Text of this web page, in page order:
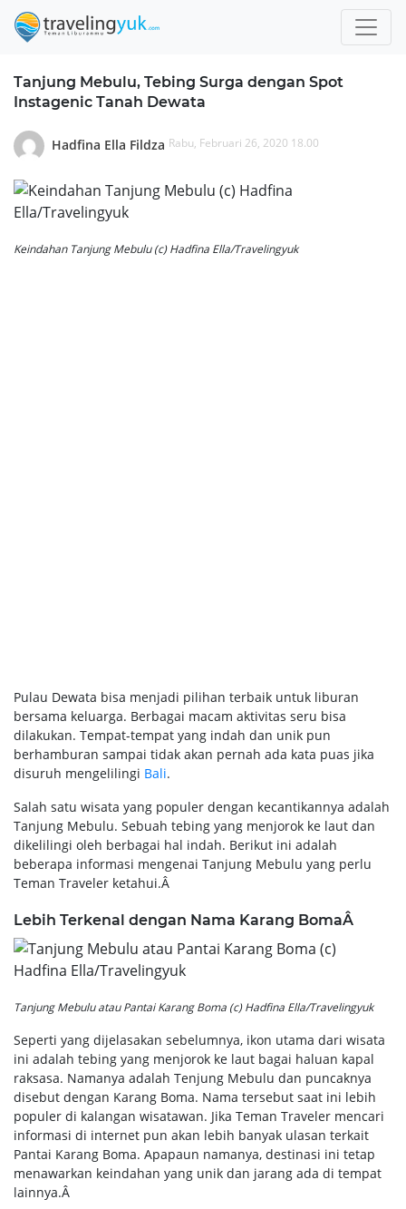
Tanjung Mebulu, Tebing Surga dengan Spot
Instagenic Tanah Dewata
Hadfina Ella Fildza Rabu, Februari 26, 2020 18.00
Keindahan Tanjung Mebulu (c) Hadfina Ella/Travelingyuk
Pulau Dewata bisa menjadi pilihan terbaik untuk liburan
bersama keluarga. Berbagai macam aktivitas seru bisa
dilakukan. Tempat-tempat yang indah dan unik pun
berhamburan sampai tidak akan pernah ada kata puas jika
disuruh mengelilingi Bali.
Salah satu wisata yang populer dengan kecantikannya adalah
Tanjung Mebulu. Sebuah tebing yang menjorok ke laut dan
dikelilingi oleh berbagai hal indah. Berikut ini adalah
beberapa informasi mengenai Tanjung Mebulu yang perlu
Teman Traveler ketahui.Â
Lebih Terkenal dengan Nama Karang BomaÂ
Tanjung Mebulu atau Pantai Karang Boma (c) Hadfina Ella/Travelingyuk
Seperti yang dijelasakan sebelumnya, ikon utama dari wisata
ini adalah tebing yang menjorok ke laut bagai haluan kapal
raksasa. Namanya adalah Tenjung Mebulu dan puncaknya
disebut dengan Karang Boma. Nama tersebut saat ini lebih
populer di kalangan wisatawan. Jika Teman Traveler mencari
informasi di internet pun akan lebih banyak ulasan terkait
Pantai Karang Boma. Apapaun namanya, destinasi ini tetap
menawarkan keindahan yang unik dan jarang ada di tempat
lainnya.Â